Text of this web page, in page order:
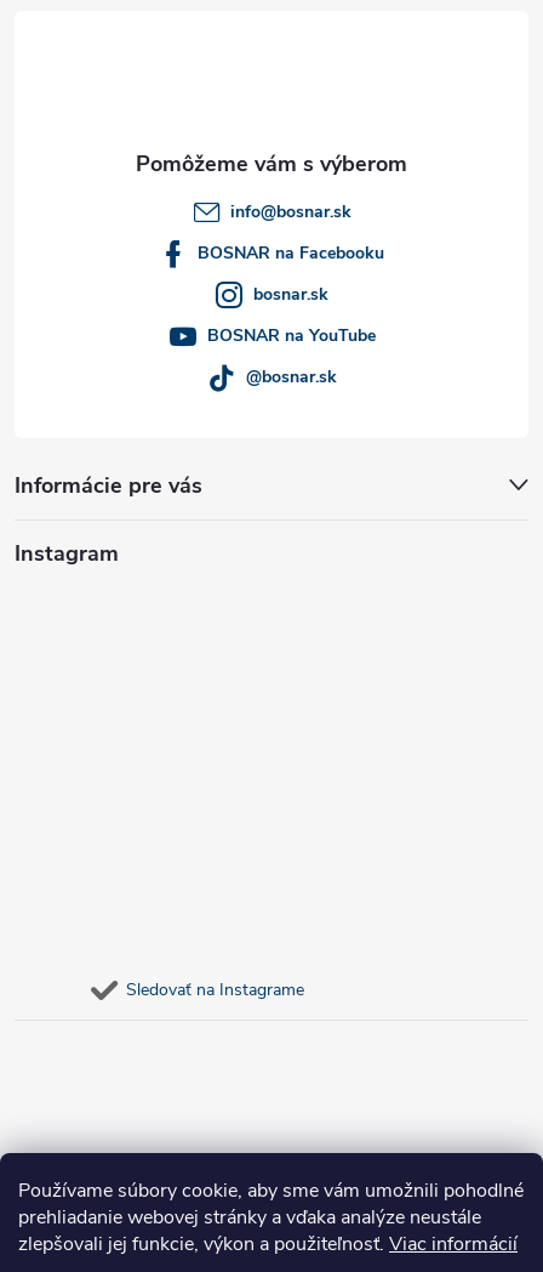
Používame súbory cookie, aby sme vám umožnili pohodlné
prehliadanie webovej stránky a vďaka analýze neustále
zlepšovali jej funkcie, výkon a použiteľnosť. Viac informácií
Informácie pre vás
info@bosnar.sk
BOSNAR na Facebooku
bosnar.sk
BOSNAR na YouTube
@bosnar.sk
Instagram
Sledovať na Instagrame